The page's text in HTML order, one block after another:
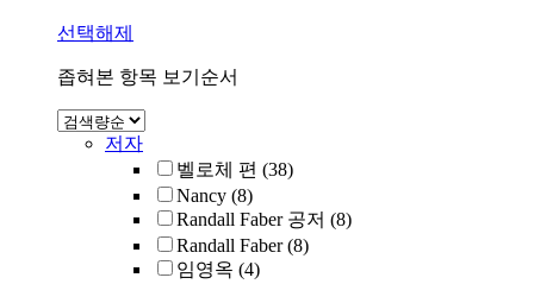
선택해제
좁혀본 항목 보기순서
저자
벨로체 편 (38)
Nancy (8)
Randall Faber 공저 (8)
Randall Faber (8)
임영옥 (4)